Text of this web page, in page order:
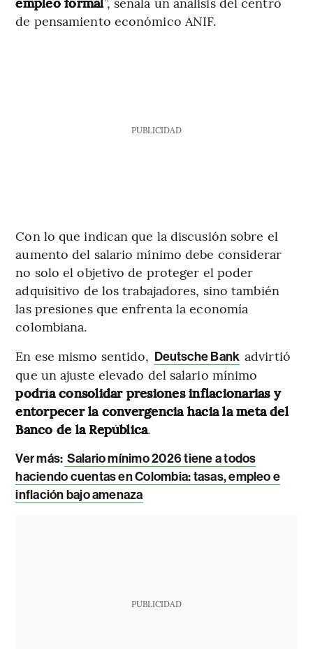
de pensamiento económico ANIF.
PUBLICIDAD
Con lo que indican que la discusión sobre el
aumento del salario mínimo debe considerar
no solo el objetivo de proteger el poder
adquisitivo de los trabajadores, sino también
las presiones que enfrenta la economía
colombiana.
En ese mismo sentido, Deutsche Bank advirtió
que un ajuste elevado del salario mínimo
podría consolidar presiones inflacionarias y
entorpecer la convergencia hacia la meta del
Banco de la República.
Ver más: Salario mínimo 2026 tiene a todos
haciendo cuentas en Colombia: tasas, empleo e
inflación bajo amenaza
PUBLICIDAD